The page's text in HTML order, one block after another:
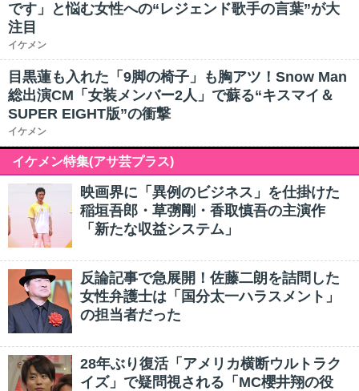
です」と悩む女性への“レジェンド歌手の言葉”が大
注目
イケメン
目黒蓮も入れた「9脚の椅子」も胸アツ！Snow Man
総出演CM「女装メンバー2人」で蘇る“キスマイ＆
SUPER EIGHT版”の衝撃
イケメン
イケメン特集(アサ芸プラス)
映画界に「異例のビジネス」を仕掛けた
稲垣吾郎・草彅剛・香取慎吾の主演作
「新たな収益システム」
反論記事で急展開！佐藤二朗を詰問した
女性弁護士は「国分太一ハラスメント」
の担当者だった
28年ぶり復活「アメリカ横断ウルトラク
イズ」で疑問視される「MC櫻井翔の役